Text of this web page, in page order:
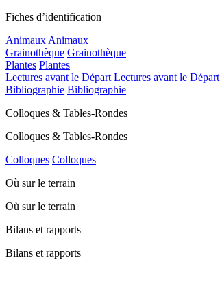
Fiches d’identification
Animaux Animaux
Grainothèque Grainothèque
Plantes Plantes
Lectures avant le Départ Lectures avant le Départ
Bibliographie Bibliographie
Colloques & Tables-Rondes
Colloques & Tables-Rondes
Colloques Colloques
Où sur le terrain
Où sur le terrain
Bilans et rapports
Bilans et rapports